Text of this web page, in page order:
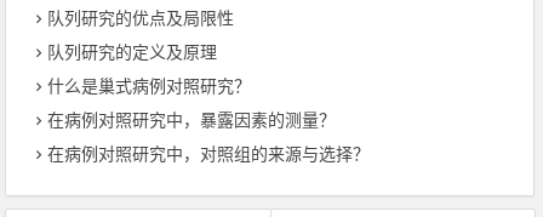
队列研究的优点及局限性
队列研究的定义及原理
什么是巢式病例对照研究？
在病例对照研究中，暴露因素的测量？
在病例对照研究中，对照组的来源与选择？